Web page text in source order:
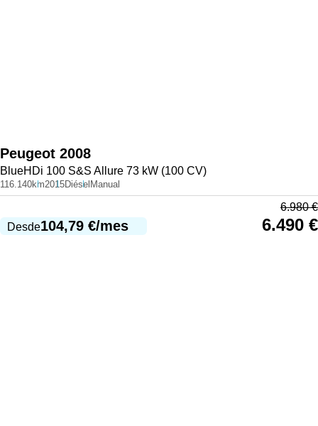
Peugeot 2008
BlueHDi 100 S&S Allure 73 kW (100 CV)
116.140km2015Diésel Manual
Desde104,79 €/mes
6.980€
6.490 €